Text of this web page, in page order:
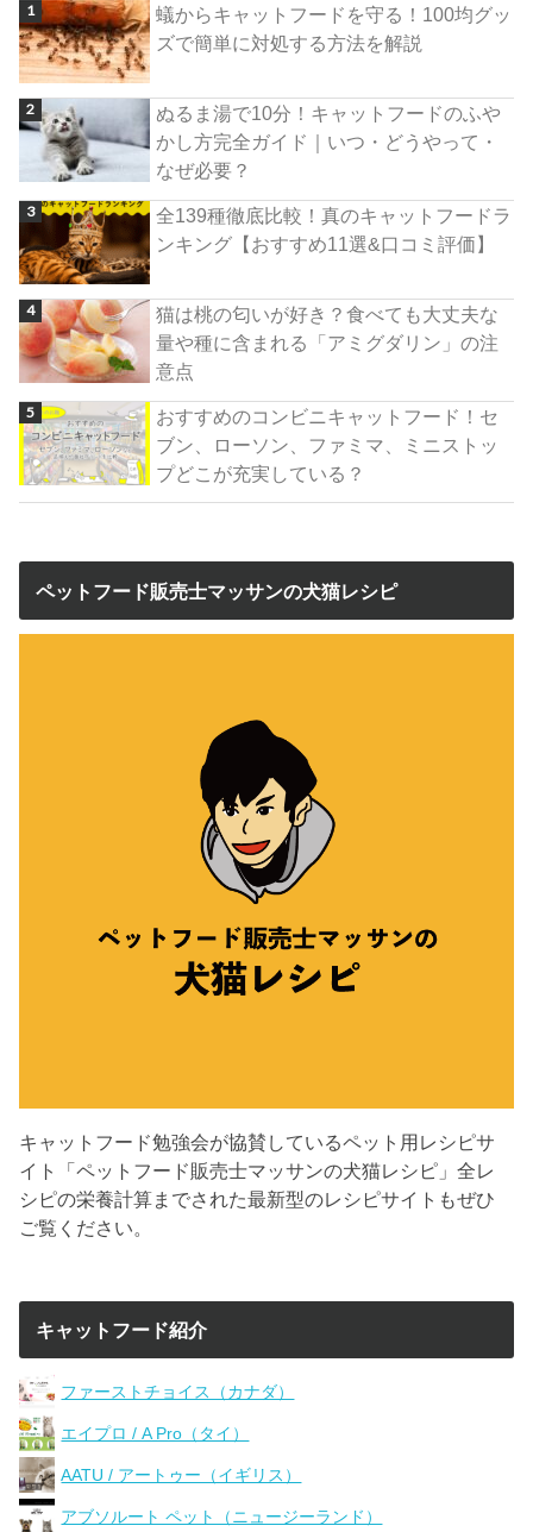
蟻からキャットフードを守る！100均グッ
ズで簡単に対処する方法を解説
ぬるま湯で10分！キャットフードのふや
かし方完全ガイド｜いつ・どうやって・
なぜ必要？
全139種徹底比較！真のキャットフードラ
ンキング【おすすめ11選&口コミ評価】
猫は桃の匂いが好き？食べても大丈夫な
量や種に含まれる「アミグダリン」の注
意点
おすすめのコンビニキャットフード！セ
ブン、ローソン、ファミマ、ミニストッ
プどこが充実している？
ペットフード販売士マッサンの犬猫レシピ
キャットフード勉強会が協賛しているペット用レシピサ
イト「ペットフード販売士マッサンの犬猫レシピ」全レ
シピの栄養計算までされた最新型のレシピサイトもぜひ
ご覧ください。
キャットフード紹介
ファーストチョイス（カナダ）
エイプロ / A Pro（タイ）
AATU / アートゥー（イギリス）
アブソルート ペット（ニュージーランド）